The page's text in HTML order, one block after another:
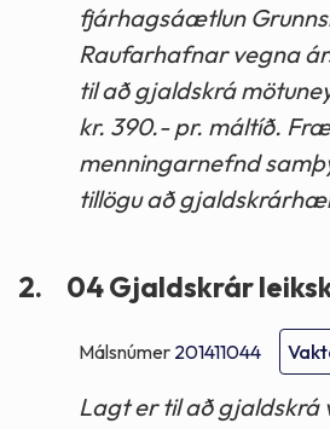
fjárhagsáætlun
Raufarhafnar vegna
til að gjaldskrá
kr. 390.- pr. máltíð.
menningarnefnd
tillögu að
2. 04 Gjaldskrár
Málsnúmer 201411044
Lagt er til að gjaldskrá